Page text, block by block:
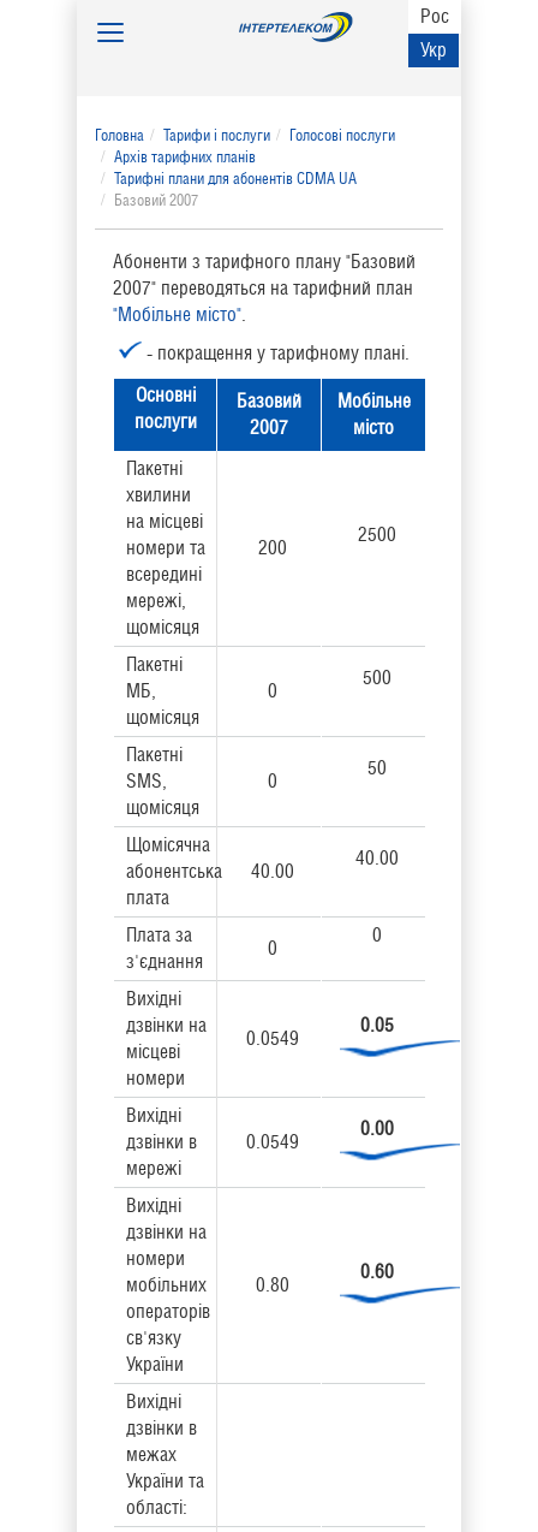
Рос
Укр
Toggle
Головна Тарифи і послуги
Голосові послуги
Архів тарифних планів
Тарифні плани для абонентів CDMA UA
Базовий 2007
Абоненти з тарифного плану "Базовий
2007" переводяться на тарифний план
"Мобільне місто".
- покращення у тарифному планi.
Основнi
послуги
Базовий
2007
Мобільне
місто
Пакетні
хвилини
на місцеві
номери та
всередині
мережі,
щомісяця
200
2500
Пакетні
МБ,
щомісяця
0
500
Пакетні
SMS,
щомісяця
0
50
Щомісячна
абонентська
плата
40.00
40.00
Плата за
з'єднання
0
0
Вихідні
дзвінки на
місцеві
номери
0.0549
0.05
Вихідні
дзвінки в
мережі
0.0549
0.00
Вихідні
дзвінки на
номери
мобільних
операторів
св'язку
України
0.80
0.60
Вихідні
дзвінки в
межах
України та
області: